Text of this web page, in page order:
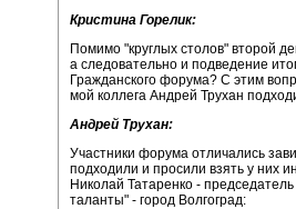
Кристина Горелик:
Помимо "круглых столов" второй
а следовательно и подведение
Гражданского форума? С этим
мой коллега Андрей Трухан
Андрей Трухан:
Участники форума отличались
подходили и просили взять у них
Николай Татаренко -
таланты" - город Волгоград: